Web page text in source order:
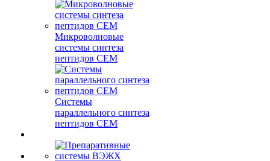
Микроволновые
системы синтеза
пептидов CEM
Системы
параллельного синтеза
пептидов CEM